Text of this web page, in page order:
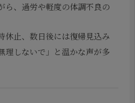
ら、過労や軽度の体調不良の
休止、数日後には復帰見込み
理しないで」と温かな声が多